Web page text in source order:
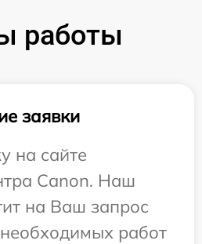
работы
заявки
на сайте
Canon. Наш
на Ваш запрос
работ